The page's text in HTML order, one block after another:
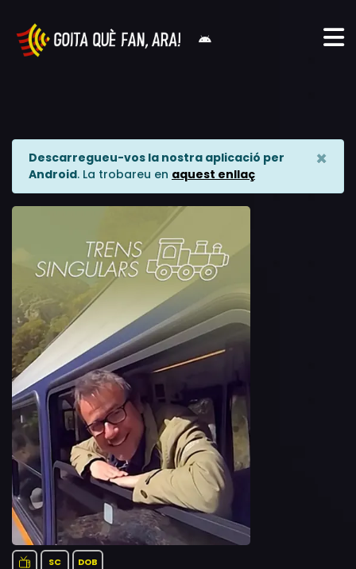
Descarregueu-vos la nostra aplicació per
Android. La trobareu en aquest enllaç
×
SC DOB